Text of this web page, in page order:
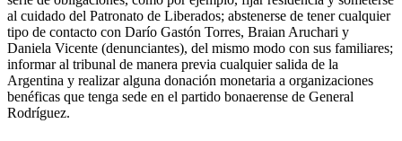
al cuidado del Patronato de Liberados; abstenerse de tener cualquier
tipo de contacto con Darío Gastón Torres, Braian Aruchari y
Daniela Vicente (denunciantes), del mismo modo con sus familiares;
informar al tribunal de manera previa cualquier salida de la
Argentina y realizar alguna donación monetaria a organizaciones
benéficas que tenga sede en el partido bonaerense de General
Rodríguez.